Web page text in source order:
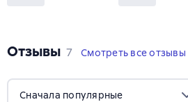
Отзывы 7 отзывов
7 Смотреть все отзывы
Сначала популярные